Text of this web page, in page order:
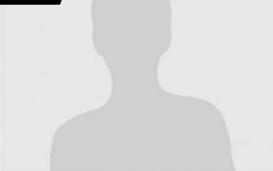
加盟・登録
エントリー
JBCF ROAD SERIESとは